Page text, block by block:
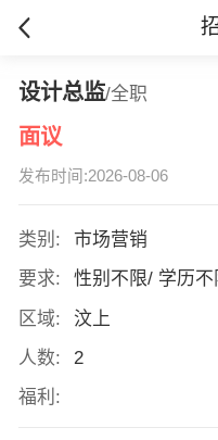
设计总监/全职
面议
发布时间:2026-08-06
类别:
市场营销
要求:
性别不限/ 学历
区域:
汶上
人数:
2
福利: